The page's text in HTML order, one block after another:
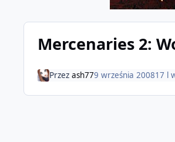
Mercenaries 2:
Przezash779 września 200817 l